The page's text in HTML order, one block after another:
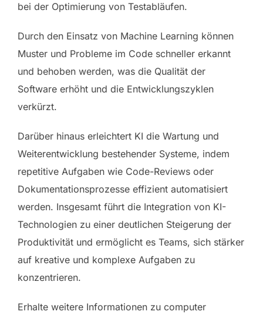
bei der Optimierung von Testabläufen.
Durch den Einsatz von Machine Learning können
Muster und Probleme im Code schneller erkannt
und behoben werden, was die Qualität der
Software erhöht und die Entwicklungszyklen
verkürzt.
Darüber hinaus erleichtert KI die Wartung und
Weiterentwicklung bestehender Systeme, indem
repetitive Aufgaben wie Code-Reviews oder
Dokumentationsprozesse effizient automatisiert
werden. Insgesamt führt die Integration von KI-
Technologien zu einer deutlichen Steigerung der
Produktivität und ermöglicht es Teams, sich stärker
auf kreative und komplexe Aufgaben zu
konzentrieren.
Erhalte weitere Informationen zu computer